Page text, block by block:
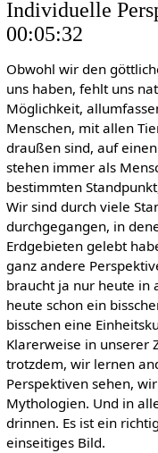
Individuelle
00:05:32
Obwohl wir den
uns haben, fehlt uns
Möglichkeit,
Menschen, mit allen
draußen sind, auf
stehen immer als
bestimmten
Wir sind durch viele
durchgegangen, in
Erdgebieten gelebt
ganz andere
braucht ja nur heute in
heute schon ein
bisschen eine
Klarerweise in unserer
trotzdem, wir lernen
Perspektiven sehen,
Mythologien. Und in
drinnen. Es ist ein
einseitiges Bild.